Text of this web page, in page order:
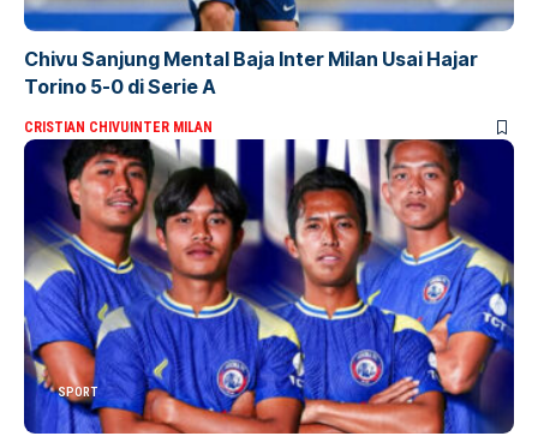
Chivu Sanjung Mental Baja Inter Milan Usai Hajar
Torino 5-0 di Serie A
CRISTIAN CHIVUINTER MILAN
SPORT